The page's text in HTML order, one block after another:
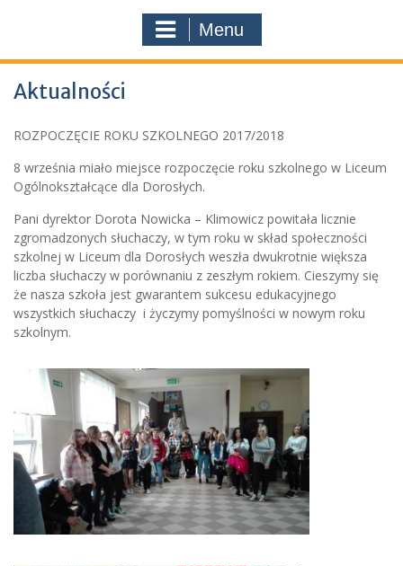
Menu
Aktualności
ROZPOCZĘCIE ROKU SZKOLNEGO 2017/2018
8 września miało miejsce rozpoczęcie roku szkolnego w Liceum
Ogólnokształcące dla Dorosłych.
Pani dyrektor Dorota Nowicka – Klimowicz powitała licznie
zgromadzonych słuchaczy, w tym roku w skład społeczności
szkolnej w Liceum dla Dorosłych weszła dwukrotnie większa
liczba słuchaczy w porównaniu z zeszłym rokiem. Cieszymy się
że nasza szkoła jest gwarantem sukcesu edukacyjnego
wszystkich słuchaczy i życzymy pomyślności w nowym roku
szkolnym.